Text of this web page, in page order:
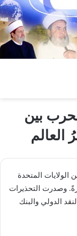
بين
العالم
الولايات المتحدة
وصدرت التحذيرات
الدولي والبنك